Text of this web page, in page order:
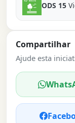
ODS 15
Compartilhar
Ajude esta